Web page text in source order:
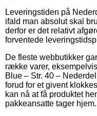
Leveringstiden på
ifald man absolut skal
derfor er det relativt
forventede
De fleste webbutikker
række varer,
Blue – Str. 40 –
forud for et givent
kan nå at få produktet
pakkeansatte tager hjem.